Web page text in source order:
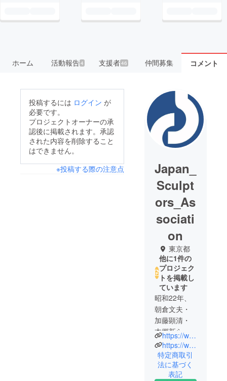
ホーム 活動報告4 支援者46 仲間募集 コメント
投稿するには ログイン が
必要です。
プロジェクトオーナーの承
認後に掲載されます。承認
された内容を削除すること
はできません。
※投稿する際の注意点
Japan_
Sculpt
ors_As
sociati
on
東京都
他に1件の
プロジェク
トを掲載し
ています
昭和22年、
朝倉文夫・
加藤顕清・
本郷新らを
中心に「日
本彫刻家連
盟」を結
成、その後
https://www.niccho.com
https://www.niccho.com/fureru/
特定商取引
法に基づく
表記